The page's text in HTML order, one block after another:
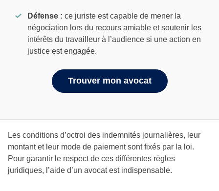
Défense : ce juriste est capable de mener la
négociation lors du recours amiable et soutenir les
intérêts du travailleur à l’audience si une action en
justice est engagée.
Trouver mon avocat
Les conditions d’octroi des indemnités journalières, leur
montant et leur mode de paiement sont fixés par la loi.
Pour garantir le respect de ces différentes règles
juridiques, l’aide d’un avocat est indispensable.